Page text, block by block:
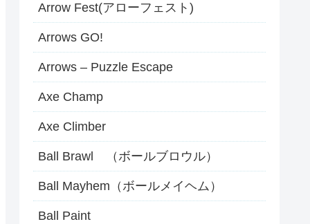
Arrow Fest(アローフェスト)
Arrows GO!
Arrows – Puzzle Escape
Axe Champ
Axe Climber
Ball Brawl （ボールブロウル）
Ball Mayhem（ボールメイヘム）
Ball Paint